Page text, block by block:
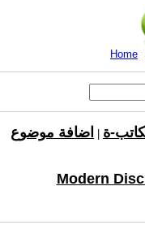
Home
ة
اضافة موضوع
Modern